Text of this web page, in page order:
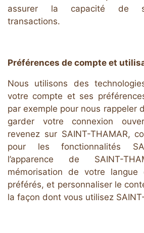
assurer la capacité de
transactions.
Préférences de compte et
Nous utilisons des
votre compte et ses
par exemple pour nous rappeler
garder votre connexion
revenez sur SAINT-THAMAR,
pour les fonctionnalités
l’apparence de SAINT-
mémorisation de votre
préférés, et personnaliser le
la façon dont vous utilisez